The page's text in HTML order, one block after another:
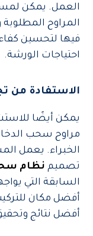
العمل. يمكن
المراوح
فيها لتحسين
احتياجات الورشة.
الاستفادة من
يمكن أيضًا
مراوح سحب
الخبراء. يعمل
تصميم نظام
السابقة التي
أفضل مكان
أفضل نتائج